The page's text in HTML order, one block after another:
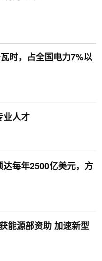
时，占全国电力7%以
业人才
达每年2500亿美元，方
能源部资助 加速新型